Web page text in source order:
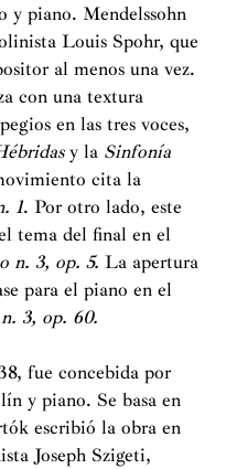
piano. Mendelssohn
Louis Spohr, que
al menos una vez.
con una textura
en las tres voces,
y la Sinfonía
cita la
1. Por otro lado, este
tema del final en el
n. 3, op. 5. La apertura
para el piano en el
3, op. 60.
fue concebida por
y piano. Se basa en
escribió la obra en
Joseph Szigeti,